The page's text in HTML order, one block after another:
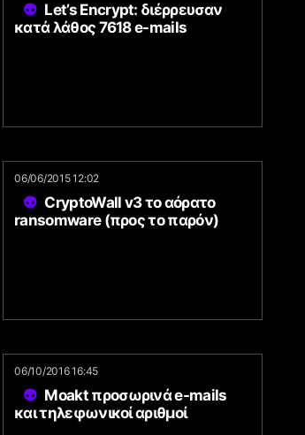
Let’s Encrypt: διέρρευσαν
κατά λάθος 7618 e-mails
06/06/2015 12:02
CryptoWall v3 το αόρατο
ransomware (προς το παρόν)
06/10/2016 16:45
Moakt προσωρινά e-mails
και τηλεφωνικοί αριθμοί